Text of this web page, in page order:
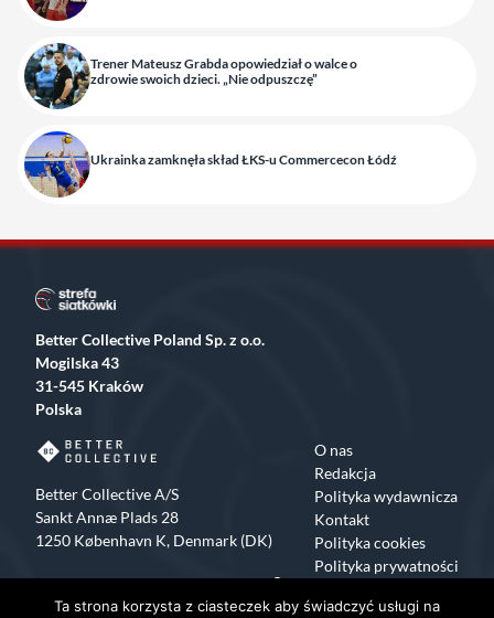
Trener Mateusz Grabda opowiedział o walce o
zdrowie swoich dzieci. „Nie odpuszczę”
Ukrainka zamknęła skład ŁKS-u Commercecon Łódź
Better Collective Poland Sp. z o.o.
Mogilska 43
31-545 Kraków
Polska
Better Collective A/S
Sankt Annæ Plads 28
1250 København K, Denmark (DK)
O nas
Redakcja
Polityka wydawnicza
Kontakt
Polityka cookies
Polityka prywatności
Facebook
X Instagram
TikTok
Copyrights 2015-2024 Strefa Siatkówki All rights reserved
Ta strona korzysta z ciasteczek aby świadczyć usługi na